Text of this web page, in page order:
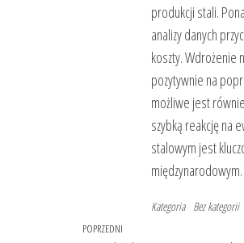
produkcji stali.
analizy danych
koszty. Wdrożenie
pozytywnie na
możliwe jest
szybką reakcję na
stalowym jest
międzynarodowym.
Kategoria Bez kategorii
Nawigacja
Poprzedni
POPRZEDNI